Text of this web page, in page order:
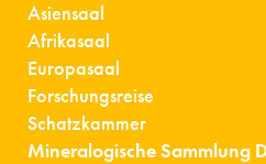
Asiensaal
Afrikasaal
Europasaal
Forschungsreise
Schatzkammer
Mineralogische Sammlung